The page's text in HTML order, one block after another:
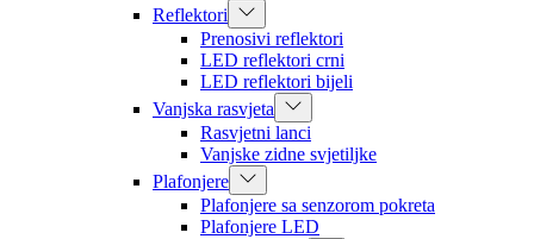
Reflektori
Prenosivi reflektori
LED reflektori crni
LED reflektori bijeli
Vanjska rasvjeta
Rasvjetni lanci
Vanjske zidne svjetiljke
Plafonjere
Plafonjere sa senzorom pokreta
Plafonjere LED